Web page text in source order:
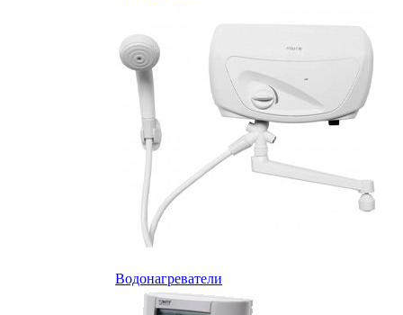
Водонагреватели